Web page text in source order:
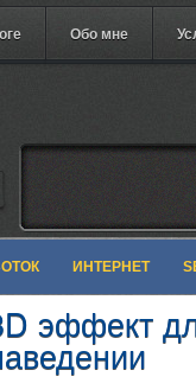
Обо мне
ИНТЕРНЕТ
эффект